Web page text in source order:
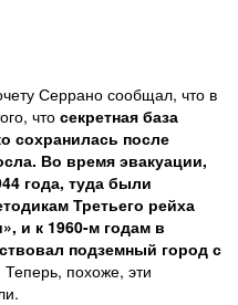
Серрано сообщал, что в
что секретная база
сохранилась после
Во время эвакуации,
года, туда были
Третьего рейха
и к 1960-м годам в
подземный город с
Теперь, похоже, эти